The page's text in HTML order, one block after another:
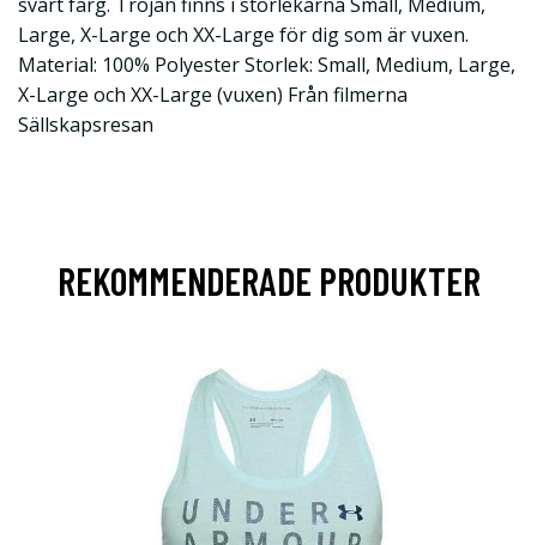
Large, X-Large och XX-Large för dig som är vuxen.
Material: 100% Polyester Storlek: Small, Medium, Large,
X-Large och XX-Large (vuxen) Från filmerna
Sällskapsresan
REKOMMENDERADE PRODUKTER